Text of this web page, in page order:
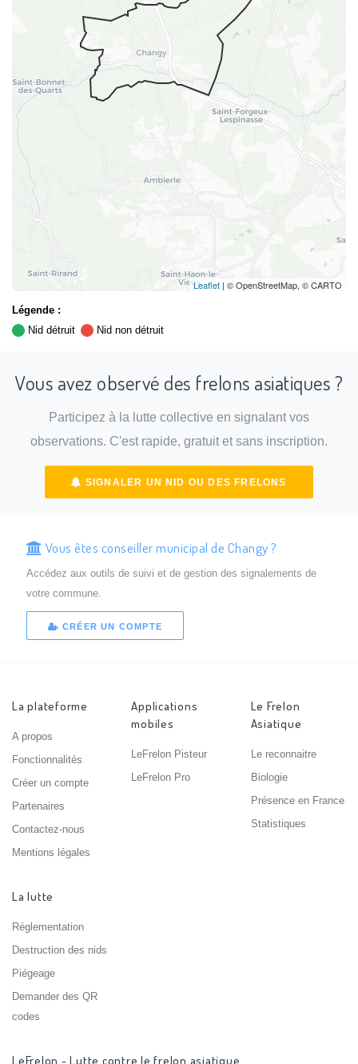
Leaflet | © OpenStreetMap, © CARTO
Légende :
Nid détruit
Nid non détruit
Vous avez observé des frelons asiatiques ?
Participez à la lutte collective en signalant vos
observations. C'est rapide, gratuit et sans inscription.
SIGNALER UN NID OU DES FRELONS
Vous êtes conseiller municipal de Changy ?
Accédez aux outils de suivi et de gestion des signalements de
votre commune.
CRÉER UN COMPTE
La plateforme
A propos
Fonctionnalités
Créer un compte
Partenaires
Contactez-nous
Mentions légales
Applications
mobiles
LeFrelon Pisteur
LeFrelon Pro
Le Frelon
Asiatique
Le reconnaitre
Biologie
Présence en France
Statistiques
La lutte
Réglementation
Destruction des nids
Piégeage
Demander des QR
codes
LeFrelon - Lutte contre le frelon asiatique